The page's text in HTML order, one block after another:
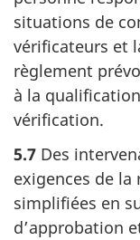
situations de
vérificateurs et
règlement
à la
vérification.
5.7 Des
exigences de
simplifiées en
d’approbation